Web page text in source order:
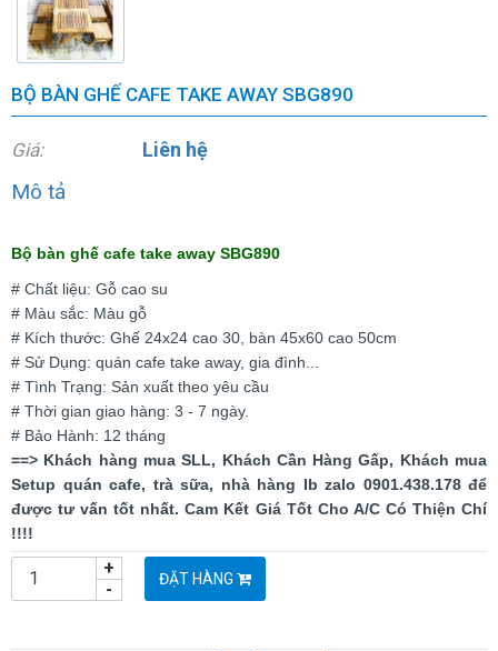
BỘ BÀN GHẾ CAFE TAKE AWAY SBG890
Giá: Liên hệ
Mô tả
Bộ bàn ghế cafe take away SBG890
# Chất liệu: Gỗ cao su
# Màu sắc: Màu gỗ
# Kích thước: Ghế 24x24 cao 30, bàn 45x60 cao 50cm
# Sử Dụng: quán cafe take away, gia đình...
# Tình Trạng: Sản xuất theo yêu cầu
# Thời gian giao hàng: 3 - 7 ngày.
# Bảo Hành: 12 tháng
==> Khách hàng mua SLL, Khách Cần Hàng Gấp, Khách mua
Setup quán cafe, trà sữa, nhà hàng Ib zalo 0901.438.178 để
được tư vấn tốt nhất. Cam Kết Giá Tốt Cho A/C Có Thiện Chí
!!!!
-
+ ĐẶT HÀNG